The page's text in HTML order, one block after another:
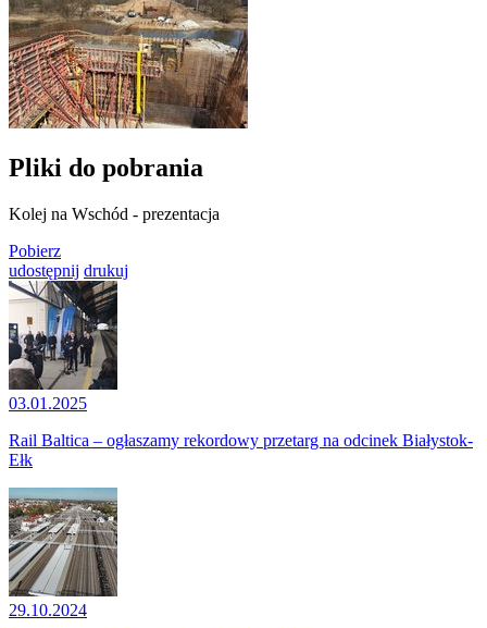
Pliki do pobrania
Kolej na Wschód - prezentacja
Pobierz
udostępnij drukuj
03.01.2025
Rail Baltica – ogłaszamy rekordowy przetarg na odcinek Białystok-
Ełk
29.10.2024